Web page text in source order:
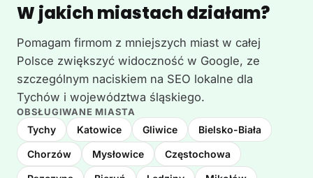
W jakich miastach działam?
Pomagam firmom z mniejszych miast w całej
Polsce zwiększyć widoczność w Google, ze
szczególnym naciskiem na SEO lokalne dla
Tychów i województwa śląskiego.
OBSŁUGIWANE MIASTA
Tychy Katowice Gliwice Bielsko-Biała
Chorzów Mysłowice Częstochowa